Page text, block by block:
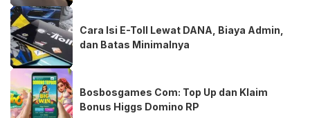
Cara Isi E-Toll Lewat DANA, Biaya Admin,
dan Batas Minimalnya
Bosbosgames Com: Top Up dan Klaim
Bonus Higgs Domino RP